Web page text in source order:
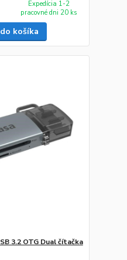
Expedícia 1-2
pracovné dni 20 ks
košíka
3.2 OTG Dual čítačka